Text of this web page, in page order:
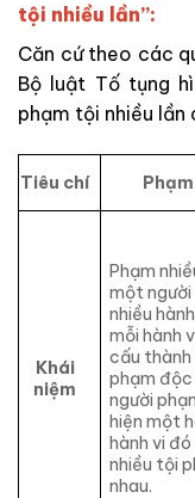
tội nhiều lần”:
Căn cứ theo các
Bộ luật Tố tụng
phạm tội nhiều lần
Tiêu chí
Khái
niệm
Phạm
một
nhiều
mỗi hành
cấu
phạm
người
hiện một
hành vi
nhiều tội
nhau.